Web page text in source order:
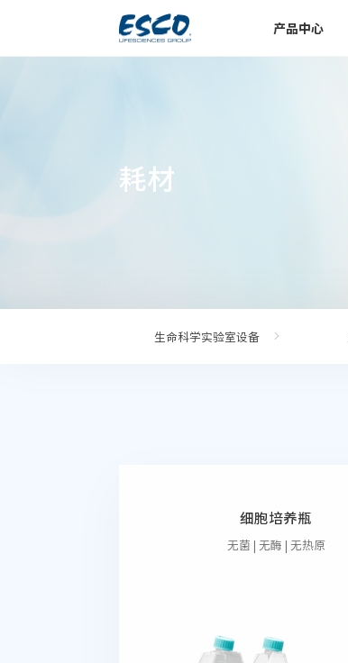
产品中心
耗材
生命科学实验室设备
细胞培养瓶
无菌 | 无酶 | 无热原